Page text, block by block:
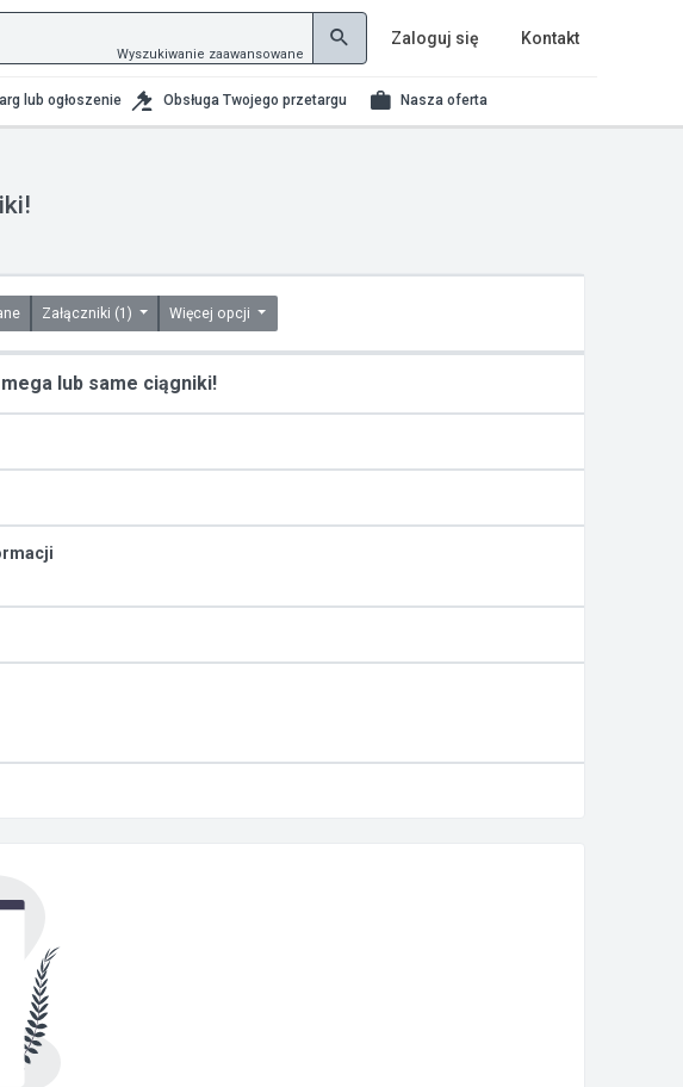
Wyszukiwanie zaawansowane
Zaloguj się Kontakt
lub ogłoszenie Obsługa Twojego przetargu Nasza oferta
Załączniki (1) Więcej opcji
mega lub same ciągniki!